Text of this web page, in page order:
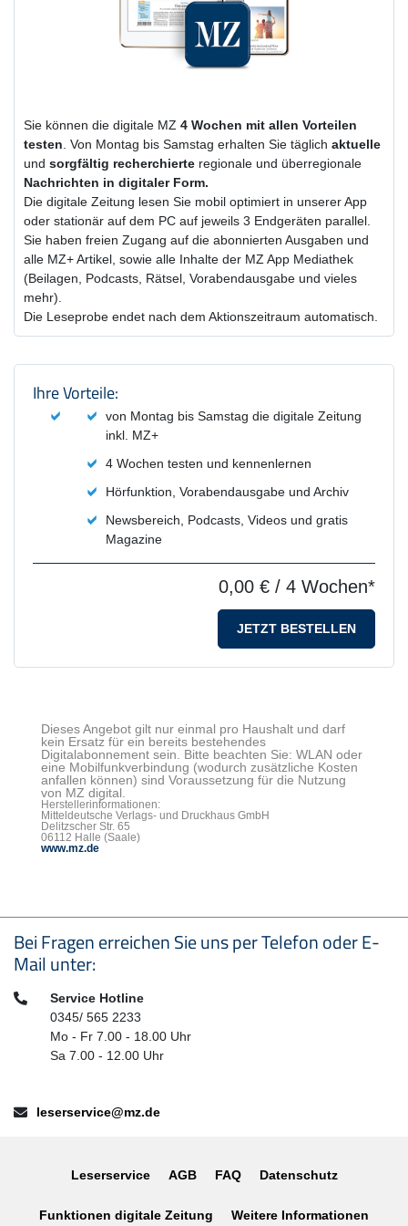
Sie können die digitale MZ 4 Wochen mit allen Vorteilen
testen. Von Montag bis Samstag erhalten Sie täglich aktuelle
und sorgfältig recherchierte regionale und überregionale
Nachrichten in digitaler Form.
Die digitale Zeitung lesen Sie mobil optimiert in unserer App
oder stationär auf dem PC auf jeweils 3 Endgeräten parallel.
Sie haben freien Zugang auf die abonnierten Ausgaben und
alle MZ+ Artikel, sowie alle Inhalte der MZ App Mediathek
(Beilagen, Podcasts, Rätsel, Vorabendausgabe und vieles
mehr).
Die Leseprobe endet nach dem Aktionszeitraum automatisch.
Produktzusammenfassung und
Ihre Vorteile:
von Montag bis Samstag die digitale Zeitung
inkl. MZ+
4 Wochen testen und kennenlernen
Hörfunktion, Vorabendausgabe und Archiv
Newsbereich, Podcasts, Videos und gratis
Magazine
0,00 € / 4 Wochen*
JETZT BESTELLEN
Dieses Angebot gilt nur einmal pro Haushalt und darf
kein Ersatz für ein bereits bestehendes
Digitalabonnement sein. Bitte beachten Sie: WLAN oder
eine Mobilfunkverbindung (wodurch zusätzliche Kosten
anfallen können) sind Voraussetzung für die Nutzung
von MZ digital.
Herstellerinformationen:
Mitteldeutsche Verlags- und Druckhaus GmbH
Delitzscher Str. 65
06112 Halle (Saale)
www.mz.de
Seitenfußbereich
Bei Fragen erreichen Sie uns per Telefon oder E-
Mail unter:
Telefon:Service Hotline
0345/ 565 2233
Mo - Fr 7.00 - 18.00 Uhr
Sa 7.00 - 12.00 Uhr
E-Mail:leserservice@mz.de
Leserservice AGB FAQ Datenschutz
Funktionen digitale Zeitung Weitere Informationen